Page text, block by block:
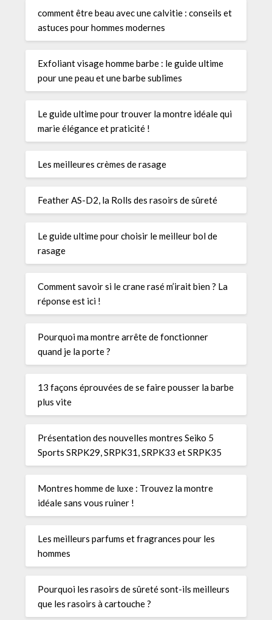
comment être beau avec une calvitie : conseils et
astuces pour hommes modernes
Exfoliant visage homme barbe : le guide ultime
pour une peau et une barbe sublimes
Le guide ultime pour trouver la montre idéale qui
marie élégance et praticité !
Les meilleures crèmes de rasage
Feather AS-D2, la Rolls des rasoirs de sûreté
Le guide ultime pour choisir le meilleur bol de
rasage
Comment savoir si le crane rasé m’irait bien ? La
réponse est ici !
Pourquoi ma montre arrête de fonctionner
quand je la porte ?
13 façons éprouvées de se faire pousser la barbe
plus vite
Présentation des nouvelles montres Seiko 5
Sports SRPK29, SRPK31, SRPK33 et SRPK35
Montres homme de luxe : Trouvez la montre
idéale sans vous ruiner !
Les meilleurs parfums et fragrances pour les
hommes
Pourquoi les rasoirs de sûreté sont-ils meilleurs
que les rasoirs à cartouche ?